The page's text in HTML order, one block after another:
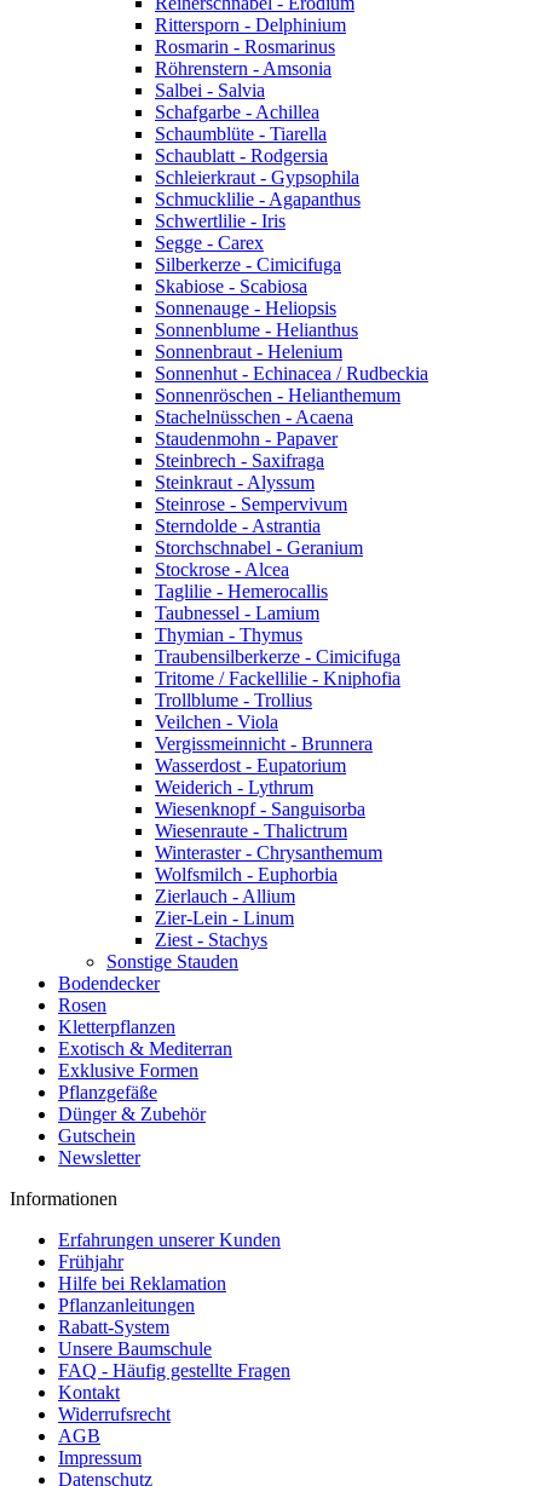
Rittersporn - Delphinium
Rosmarin - Rosmarinus
Röhrenstern - Amsonia
Salbei - Salvia
Schafgarbe - Achillea
Schaumblüte - Tiarella
Schaublatt - Rodgersia
Schleierkraut - Gypsophila
Schmucklilie - Agapanthus
Schwertlilie - Iris
Segge - Carex
Silberkerze - Cimicifuga
Skabiose - Scabiosa
Sonnenauge - Heliopsis
Sonnenblume - Helianthus
Sonnenbraut - Helenium
Sonnenhut - Echinacea / Rudbeckia
Sonnenröschen - Helianthemum
Stachelnüsschen - Acaena
Staudenmohn - Papaver
Steinbrech - Saxifraga
Steinkraut - Alyssum
Steinrose - Sempervivum
Sterndolde - Astrantia
Storchschnabel - Geranium
Stockrose - Alcea
Taglilie - Hemerocallis
Taubnessel - Lamium
Thymian - Thymus
Traubensilberkerze - Cimicifuga
Tritome / Fackellilie - Kniphofia
Trollblume - Trollius
Veilchen - Viola
Vergissmeinnicht - Brunnera
Wasserdost - Eupatorium
Weiderich - Lythrum
Wiesenknopf - Sanguisorba
Wiesenraute - Thalictrum
Winteraster - Chrysanthemum
Wolfsmilch - Euphorbia
Zierlauch - Allium
Zier-Lein - Linum
Ziest - Stachys
Sonstige Stauden
Bodendecker
Rosen
Kletterpflanzen
Exotisch & Mediterran
Exklusive Formen
Pflanzgefäße
Dünger & Zubehör
Gutschein
Newsletter
Informationen
Erfahrungen unserer Kunden
Frühjahr
Hilfe bei Reklamation
Pflanzanleitungen
Rabatt-System
Unsere Baumschule
FAQ - Häufig gestellte Fragen
Kontakt
Widerrufsrecht
AGB
Impressum
Datenschutz